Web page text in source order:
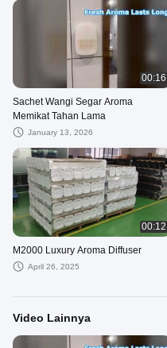
00:16
Sachet Wangi Segar Aroma
Memikat Tahan Lama
January 13, 2026
00:12
M2000 Luxury Aroma Diffuser
April 26, 2025
Video Lainnya